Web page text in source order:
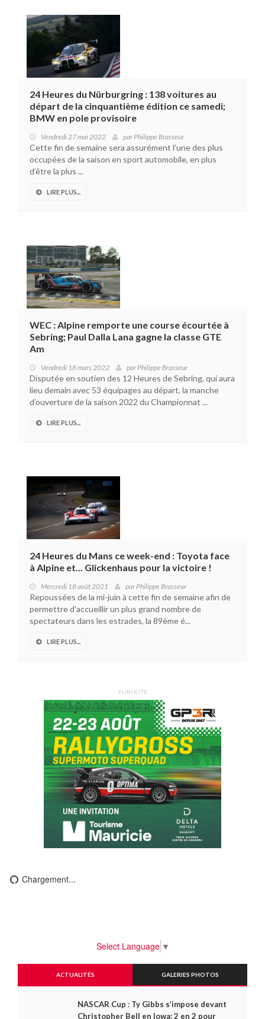
24 Heures du Nürburgring : 138 voitures au
départ de la cinquantième édition ce samedi;
BMW en pole provisoire
Vendredi 27 mai 2022 parPhilippe Brasseur
Cette fin de semaine sera assurément l’une des plus
occupées de la saison en sport automobile, en plus
d’être la plus ...
LIRE PLUS...
WEC : Alpine remporte une course écourtée à
Sebring; Paul Dalla Lana gagne la classe GTE
Am
Vendredi 18 mars 2022 parPhilippe Brasseur
Disputée en soutien des 12 Heures de Sebring, qui aura
lieu demain avec 53 équipages au départ, la manche
d’ouverture de la saison 2022 du Championnat ...
LIRE PLUS...
24 Heures du Mans ce week-end : Toyota face
à Alpine et... Glickenhaus pour la victoire !
Mercredi 18 août 2021 parPhilippe Brasseur
Repoussées de la mi-juin à cette fin de semaine afin de
permettre d’accueillir un plus grand nombre de
spectateurs dans les estrades, la 89ème é...
LIRE PLUS...
PUBLICITÉ
Chargement...
Select Language ▼
ACTUALITÉS GALERIES PHOTOS
NASCAR Cup : Ty Gibbs s’impose devant
Christopher Bell en Iowa; 2 en 2 pour